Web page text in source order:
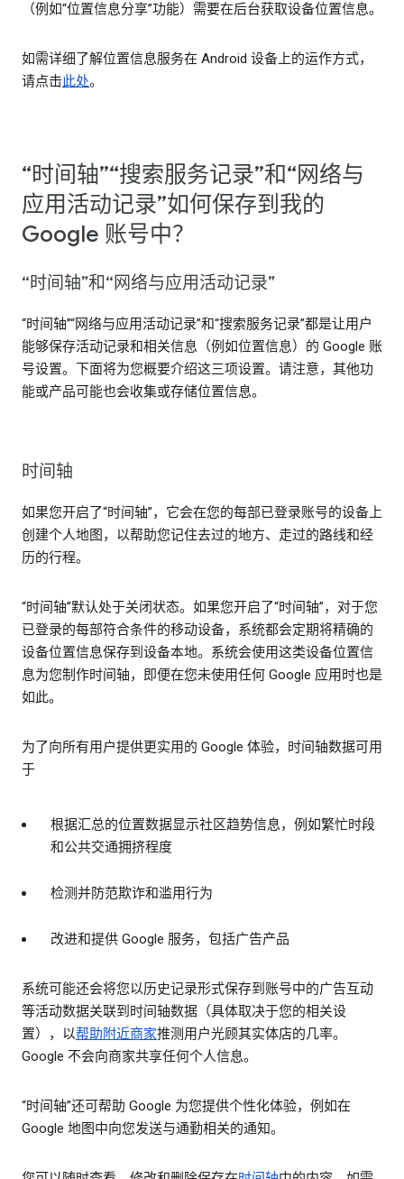
（例如“位置信息分享”功能）需要在后台获取设备位置信息。
如需详细了解位置信息服务在 Android 设备上的运作方式，
请点击此处。
“时间轴”“搜索服务记录”和“网络与
应用活动记录”如何保存到我的
Google 账号中？
“时间轴”和“网络与应用活动记录”
“时间轴”“网络与应用活动记录”和“搜索服务记录”都是让用户
能够保存活动记录和相关信息（例如位置信息）的 Google 账
号设置。下面将为您概要介绍这三项设置。请注意，其他功
能或产品可能也会收集或存储位置信息。
时间轴
如果您开启了“时间轴”，它会在您的每部已登录账号的设备上
创建个人地图，以帮助您记住去过的地方、走过的路线和经
历的行程。
“时间轴”默认处于关闭状态。如果您开启了“时间轴”，对于您
已登录的每部符合条件的移动设备，系统都会定期将精确的
设备位置信息保存到设备本地。系统会使用这类设备位置信
息为您制作时间轴，即便在您未使用任何 Google 应用时也是
如此。
为了向所有用户提供更实用的 Google 体验，时间轴数据可用
于
根据汇总的位置数据显示社区趋势信息，例如繁忙时段
和公共交通拥挤程度
检测并防范欺诈和滥用行为
改进和提供 Google 服务，包括广告产品
系统可能还会将您以历史记录形式保存到账号中的广告互动
等活动数据关联到时间轴数据（具体取决于您的相关设
置），以帮助附近商家推测用户光顾其实体店的几率。
Google 不会向商家共享任何个人信息。
“时间轴”还可帮助 Google 为您提供个性化体验，例如在
Google 地图中向您发送与通勤相关的通知。